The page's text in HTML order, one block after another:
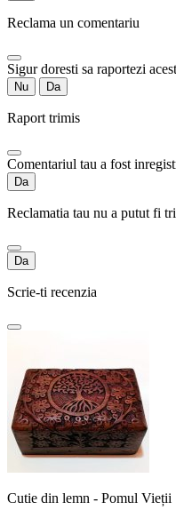
Reclama un comentariu
Sigur doresti sa raportezi
Nu Da
Raport trimis
Comentariul tau a fost
Da
Reclamatia tau nu a putut fi
Da
Scrie-ti recenzia
Cutie din lemn - Pomul Vieții